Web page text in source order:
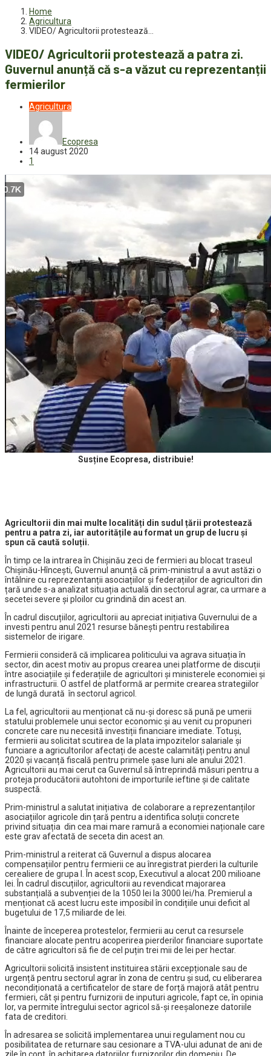
Home
Agricultura
VIDEO/ Agricultorii protestează…
VIDEO/ Agricultorii protestează a patra zi.
Guvernul anunță că s-a văzut cu reprezentanții
fermierilor
Agricultura
Ecopresa
14 august 2020
1
Susține Ecopresa, distribuie!
Agricultorii din mai multe localități din sudul țării protestează
pentru a patra zi, iar autoritățile au format un grup de lucru și
spun că caută soluții.
În timp ce la intrarea în Chișinău zeci de fermieri au blocat traseul
Chișinău-Hîncești, Guvernul anunță că prim-ministrul a avut astăzi o
întâlnire cu reprezentanții asociațiilor și federațiilor de agricultori din
țară unde s-a analizat situația actuală din sectorul agrar, ca urmare a
secetei severe și ploilor cu grindină din acest an.
În cadrul discuțiilor, agricultorii au apreciat inițiativa Guvernului de a
investi pentru anul 2021 resurse bănești pentru restabilirea
sistemelor de irigare.
Fermierii consideră că implicarea politicului va agrava situația în
sector, din acest motiv au propus crearea unei platforme de discuții
între asociațiile și federațiile de agricultori și ministerele economiei și
infrastructurii. O astfel de platformă ar permite crearea strategiilor
de lungă durată în sectorul agricol.
La fel, agricultorii au menționat că nu-și doresc să pună pe umerii
statului problemele unui sector economic și au venit cu propuneri
concrete care nu necesită investiții financiare imediate. Totuși,
fermierii au solicitat scutirea de la plata impozitelor salariale și
funciare a agricultorilor afectați de aceste calamități pentru anul
2020 și vacanță fiscală pentru primele șase luni ale anului 2021.
Agricultorii au mai cerut ca Guvernul să întreprindă măsuri pentru a
proteja producătorii autohtoni de importurile ieftine și de calitate
suspectă.
Prim-ministrul a salutat inițiativa de colaborare a reprezentanților
asociațiilor agricole din țară pentru a identifica soluții concrete
privind situația din cea mai mare ramură a economiei naționale care
este grav afectată de seceta din acest an.
Prim-ministrul a reiterat că Guvernul a dispus alocarea
compensațiilor pentru fermierii ce au înregistrat pierderi la culturile
cerealiere de grupa I. În acest scop, Executivul a alocat 200 milioane
lei. În cadrul discuțiilor, agricultorii au revendicat majorarea
substanțială a subvenției de la 1050 lei la 3000 lei/ha. Premierul a
menționat că acest lucru este imposibil în condițiile unui deficit al
bugetului de 17,5 miliarde de lei.
Înainte de începerea protestelor, fermierii au cerut ca resursele
financiare alocate pentru acoperirea pierderilor financiare suportate
de către agricultori să fie de cel puțin trei mii de lei per hectar.
Agricultorii solicită insistent instituirea stării excepționale sau de
urgență pentru sectorul agrar în zona de centru și sud, cu eliberarea
necondiționată a certificatelor de stare de forță majoră atât pentru
fermieri, cât și pentru furnizorii de inputuri agricole, fapt ce, în opinia
lor, va permite întregului sector agricol să-și reeșaloneze datoriile
fata de creditori.
În adresarea se solicită implementarea unui regulament nou cu
posibilitatea de returnare sau cesionare a TVA-ului adunat de ani de